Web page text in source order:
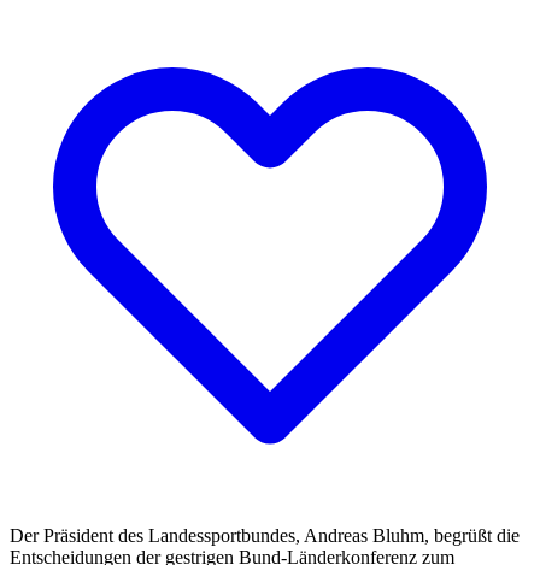
Der Präsident des Landessportbundes, Andreas Bluhm, begrüßt die
Entscheidungen der gestrigen Bund-Länderkonferenz zum